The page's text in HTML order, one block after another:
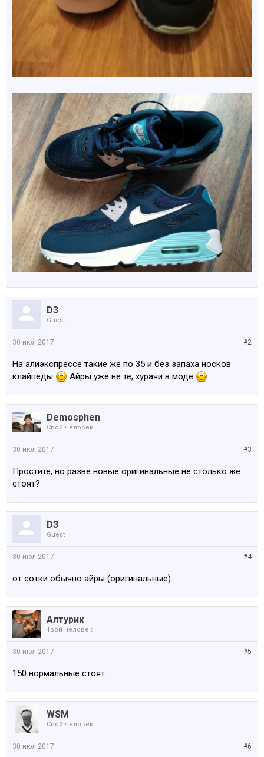
D3
Guest
#2
30 июл 2017
На алиэкспрессе такие же по 35 и без запаха носков
клайпеды
Айры уже не те, хурачи в моде
Demosphen
Свой человек
#3
30 июл 2017
Простите, но разве новые оригинальные не столько же
стоят?
D3
Guest
#4
30 июл 2017
от сотки обычно айры (оригинальные)
Алтурик
Твой человек
#5
30 июл 2017
150 нормальные стоят
WSM
Свой человек
#6
30 июл 2017